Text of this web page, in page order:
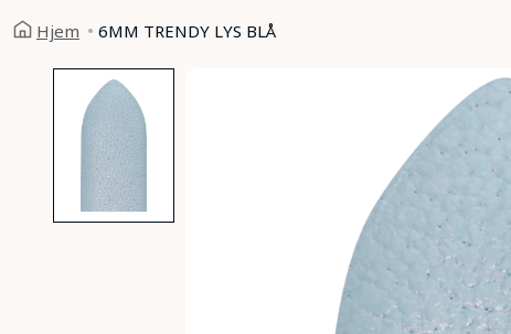
Hjem 6MM TRENDY LYS BLÅ